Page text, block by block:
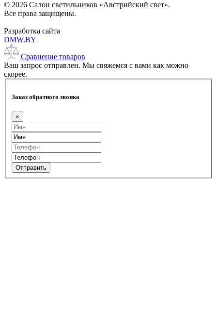
© 2026 Салон светильников «Австрийский свет».
Все права защищены.
Разработка сайта
DMW.BY
Сравнение товаров
Ваш запрос отправлен. Мы свяжемся с вами как можно
скорее.
Заказ обратного звонка
×
Отправить